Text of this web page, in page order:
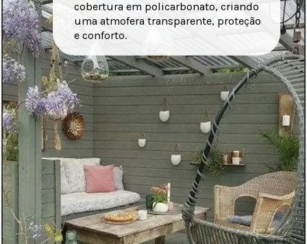
cobertura em policarbonato, criando
uma atmofera transparente, proteção
e conforto.